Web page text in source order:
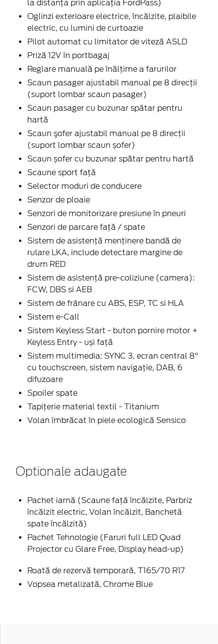
la distanța prin aplicația FordPass)
Oglinzi exterioare electrice, încălzite, plaibile
electric, cu lumini de curtoazie
Pilot automat cu limitator de viteză ASLD
Priză 12V în portbagaj
Reglare manuală pe înălţime a farurilor
Scaun pasager ajustabil manual pe 8 direcţii
(suport lombar scaun pasager)
Scaun pasager cu buzunar spătar pentru
hartă
Scaun şofer ajustabil manual pe 8 direcţii
(suport lombar scaun șofer)
Scaun șofer cu buzunar spătar pentru hartă
Scaune sport față
Selector moduri de conducere
Senzor de ploaie
Senzori de monitorizare presiune în pneuri
Senzori de parcare faţă / spate
Sistem de asistență menținere bandă de
rulare LKA, include detectare margine de
drum RED
Sistem de asistenţă pre-coliziune (camera):
FCW, DBS si AEB
Sistem de frânare cu ABS, ESP, TC si HLA
Sistem e-Call
Sistem Keyless Start - buton pornire motor +
Keyless Entry - uși față
Sistem multimedia: SYNC 3, ecran central 8"
cu touchscreen, sistem navigaţie, DAB, 6
difuzoare
Spoiler spate
Tapiţerie material textil - Titanium
Volan îmbrăcat în piele ecologică Sensico
Optionale adaugate
Pachet iarnă (Scaune faţă încălzite, Parbriz
încălzit electric, Volan încălzit, Banchetă
spate încălzită)
Pachet Tehnologie (Faruri full LED Quad
Projector cu Glare Free, Display head-up)
Roată de rezervă temporară, T165/70 R17
Vopsea metalizată, Chrome Blue